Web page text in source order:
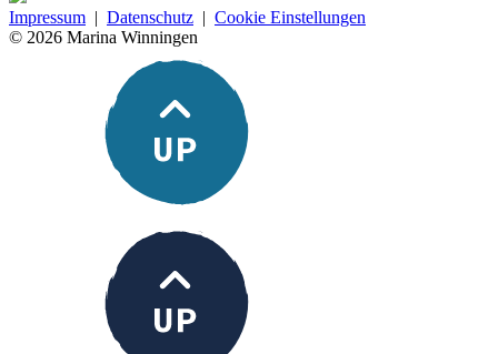
Impressum | Datenschutz | Cookie Einstellungen
© 2026 Marina Winningen